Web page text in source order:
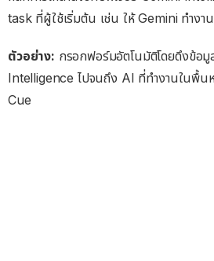
task ที่ผู้ใช้เริ่มต้น เช่น ให้ Gemini ทำงา
ตัวอย่าง: กรอกฟอร์มอัตโนมัติโดยดึงข้อ
Intelligence ไปจนถึง AI ที่ทำงานในพื้
Cue